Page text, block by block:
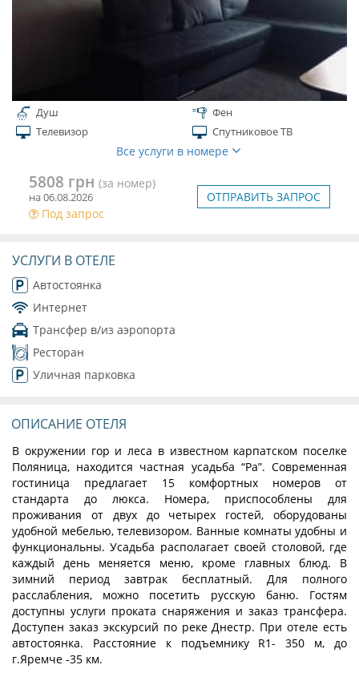
Душ
Фен
Телевизор
Спутниковое ТВ
Все услуги в номере
5808 грн (за номер)
на 06.08.2026
Под запрос
ОТПРАВИТЬ ЗАПРОС
УСЛУГИ В ОТЕЛЕ
Автостоянка
Интернет
Трансфер в/из аэропорта
Ресторан
Уличная парковка
ОПИСАНИЕ ОТЕЛЯ
В окружении гор и леса в известном карпатском поселке
Поляница, находится частная усадьба “Ра”. Современная
гостиница предлагает 15 комфортных номеров от
стандарта до люкса. Номера, приспособлены для
проживания от двух до четырех гостей, оборудованы
удобной мебелью, телевизором. Ванные комнаты удобны и
функциональны. Усадьба располагает своей столовой, где
каждый день меняется меню, кроме главных блюд. В
зимний период завтрак бесплатный. Для полного
расслабления, можно посетить русскую баню. Гостям
доступны услуги проката снаряжения и заказ трансфера.
Доступен заказ экскурсий по реке Днестр. При отеле есть
автостоянка. Расстояние к подъемнику R1- 350 м, до
г.Яремче -35 км.